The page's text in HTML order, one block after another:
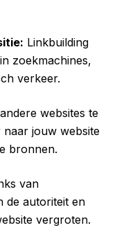
Linkbuilding
zoekmachines,
verkeer.
websites te
jouw website
bronnen.
van
de autoriteit en
vergroten.